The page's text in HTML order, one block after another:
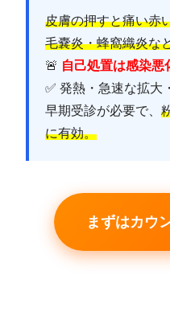
皮膚の押すと痛い赤
毛嚢炎・蜂窩織炎な
🚨 自己処置は感染悪
✅ 発熱・急速な拡大
早期受診が必要で、
に有効。
まずはカウ